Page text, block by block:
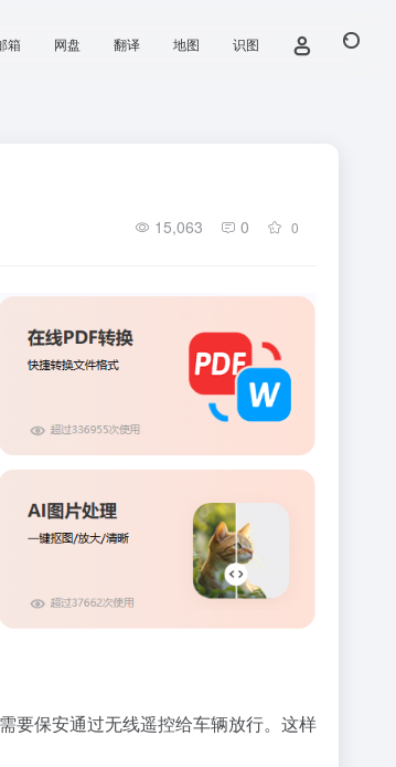
箱 网盘 翻译 地图 识图
15,063 0 0
要保安通过无线遥控给车辆放行。这样